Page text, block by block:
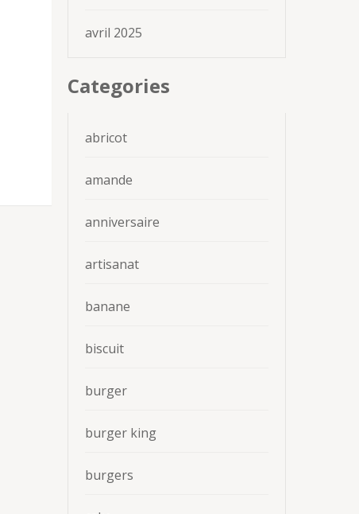
avril 2025
Categories
abricot
amande
anniversaire
artisanat
banane
biscuit
burger
burger king
burgers